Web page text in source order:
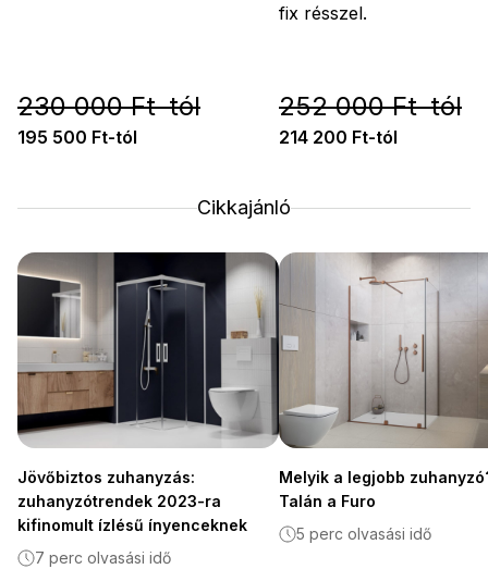
230 000 Ft-tól
195 500 Ft-tól
fix résszel.
252 000 Ft-tól
214 200 Ft-tól
Cikkajánló
Jövőbiztos zuhanyzás:
zuhanyzótrendek 2023-ra
kifinomult ízlésű ínyenceknek
7 perc olvasási idő
Melyik a legjobb
Talán a Furo
5 perc olvasási idő